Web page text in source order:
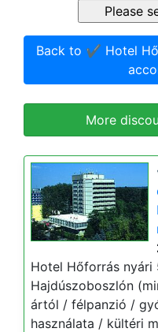
Back to ✔️ Hotel
More
Hotel Hőforrás nyári
Hajdúszoboszlón
ártól / félpanzió /
használata / kültéri